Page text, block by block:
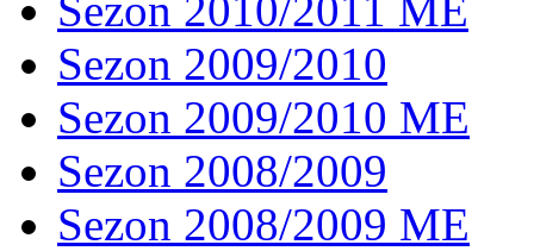
Sezon 2009/2010
Sezon 2009/2010 ME
Sezon 2008/2009
Sezon 2008/2009 ME